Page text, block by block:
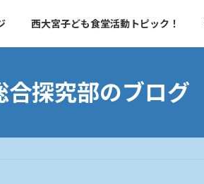
西大宮子ども食堂活動トピック！
合探究部のブログ